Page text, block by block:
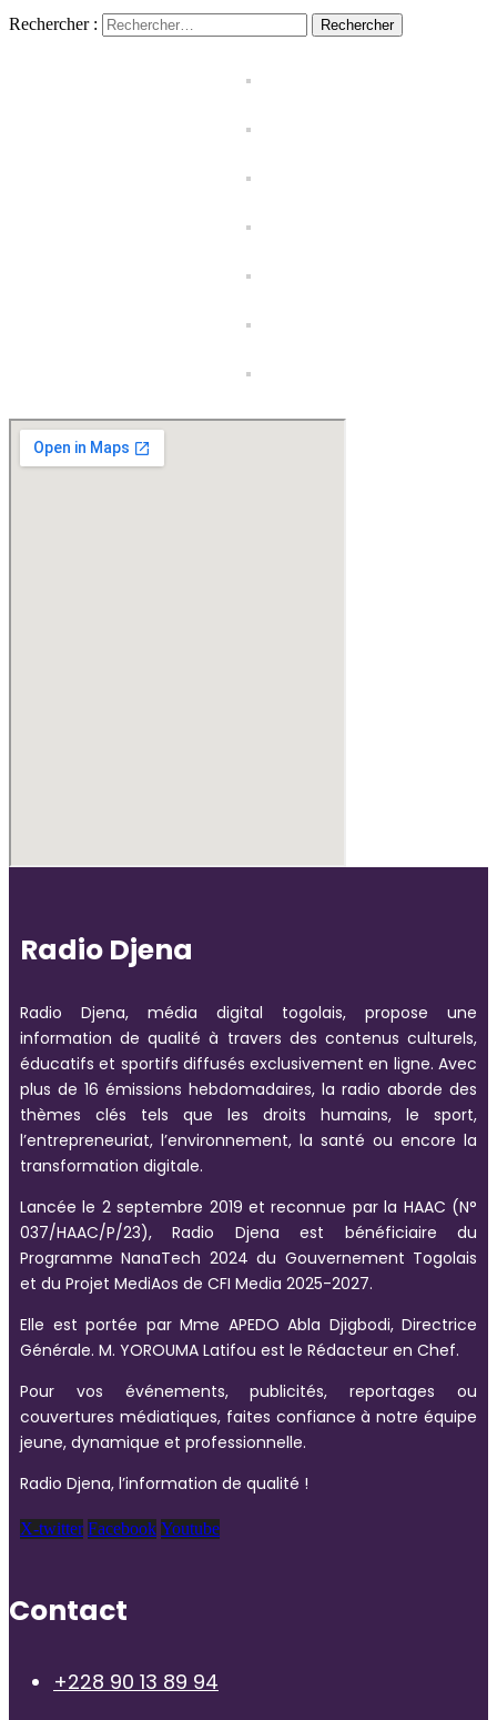
Rechercher :
Radio Djena
Radio Djena, média digital togolais, propose une
information de qualité à travers des contenus culturels,
éducatifs et sportifs diffusés exclusivement en ligne. Avec
plus de 16 émissions hebdomadaires, la radio aborde des
thèmes clés tels que les droits humains, le sport,
l’entrepreneuriat, l’environnement, la santé ou encore la
transformation digitale.
Lancée le 2 septembre 2019 et reconnue par la HAAC (N°
037/HAAC/P/23), Radio Djena est bénéficiaire du
Programme NanaTech 2024 du Gouvernement Togolais
et du Projet MediAos de CFI Media 2025-2027.
Elle est portée par Mme APEDO Abla Djigbodi, Directrice
Générale. M. YOROUMA Latifou est le Rédacteur en Chef.
Pour vos événements, publicités, reportages ou
couvertures médiatiques, faites confiance à notre équipe
jeune, dynamique et professionnelle.
Radio Djena, l’information de qualité !
X-twitter Facebook Youtube
Contact
+228 90 13 89 94